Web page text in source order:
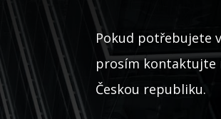
Pokud potřebujete
prosím kontaktujte
Českou republiku.